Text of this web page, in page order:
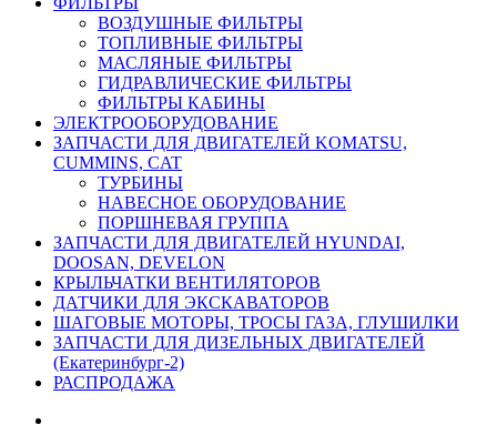
ВОЗДУШНЫЕ ФИЛЬТРЫ
ТОПЛИВНЫЕ ФИЛЬТРЫ
МАСЛЯНЫЕ ФИЛЬТРЫ
ГИДРАВЛИЧЕСКИЕ ФИЛЬТРЫ
ФИЛЬТРЫ КАБИНЫ
ЭЛЕКТРООБОРУДОВАНИЕ
ЗАПЧАСТИ ДЛЯ ДВИГАТЕЛЕЙ KOMATSU,
CUMMINS, CAT
ТУРБИНЫ
НАВЕСНОЕ ОБОРУДОВАНИЕ
ПОРШНЕВАЯ ГРУППА
ЗАПЧАСТИ ДЛЯ ДВИГАТЕЛЕЙ HYUNDAI,
DOOSAN, DEVELON
КРЫЛЬЧАТКИ ВЕНТИЛЯТОРОВ
ДАТЧИКИ ДЛЯ ЭКСКАВАТОРОВ
ШАГОВЫЕ МОТОРЫ, ТРОСЫ ГАЗА, ГЛУШИЛКИ
ЗАПЧАСТИ ДЛЯ ДИЗЕЛЬНЫХ ДВИГАТЕЛЕЙ
(Екатеринбург-2)
РАСПРОДАЖА